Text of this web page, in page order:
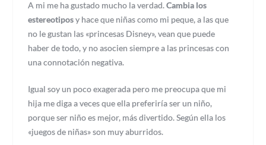
A mi me ha gustado mucho la verdad.Cambia los
estereotiposy hace que niñas como mi peque, a las que
no le gustan las «princesas Disney», vean que puede
haber de todo, y no asocien siempre a las princesas con
una connotación negativa.
Igual soy un poco exagerada pero me preocupa que mi
hija me diga a veces que ella preferiría ser un niño,
porque ser niño es mejor, más divertido. Según ella los
«juegos de niñas» son muy aburridos.